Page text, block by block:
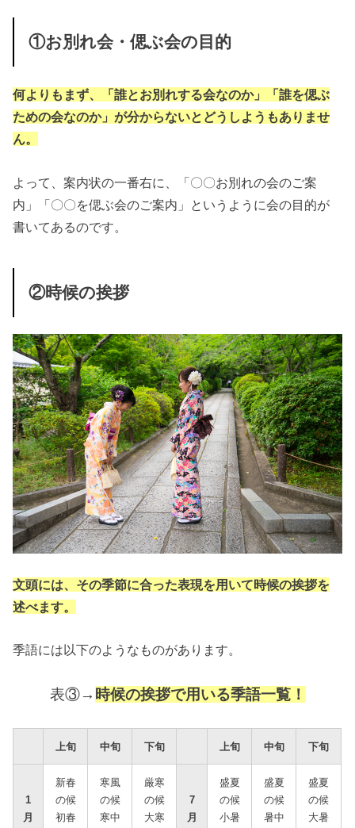
①お別れ会・偲ぶ会の目的
何よりもまず、「誰とお別れする会なのか」「誰を偲ぶ
ための会なのか」が分からないとどうしようもありませ
ん。
よって、案内状の一番右に、「〇〇お別れの会のご案
内」「〇〇を偲ぶ会のご案内」というように会の目的が
書いてあるのです。
②時候の挨拶
文頭には、その季節に合った表現を用いて時候の挨拶を
述べます。
季語には以下のようなものがあります。
表③→ 時候の挨拶で用いる季語一覧！
上旬 中旬 下旬 上旬 中旬 下旬
1
月
新春
の候
初春
寒風
の候
寒中
厳寒
の候
大寒
7
月
盛夏
の候
小暑
盛夏
の候
暑中
盛夏
の候
大暑